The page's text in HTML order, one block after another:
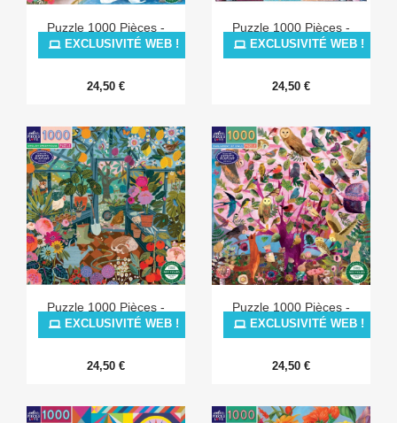
Puzzle 1000 Pièces -
Stockholm
24,50 €
EXCLUSIVITÉ WEB !
Puzzle 1000 Pièces -
Vintage Library
24,50 €
EXCLUSIVITÉ WEB !
Puzzle 1000 Pièces -
English Greenhouse
24,50 €
EXCLUSIVITÉ WEB !
Puzzle 1000 Pièces -
Parliament Of Owls
24,50 €
EXCLUSIVITÉ WEB !